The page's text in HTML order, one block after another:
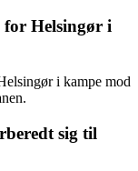
Helsingør i
i kampe mod
sig til